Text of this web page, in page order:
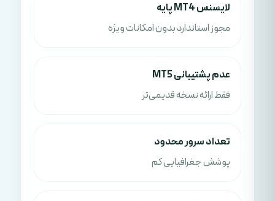
لایسنس MT4 پایه
مجوز استاندارد بدون امکانات ویژه
عدم پشتیبانی MT5
فقط ارائه نسخه قدیمی‌تر
تعداد سرور محدود
پوشش جغرافیایی کم